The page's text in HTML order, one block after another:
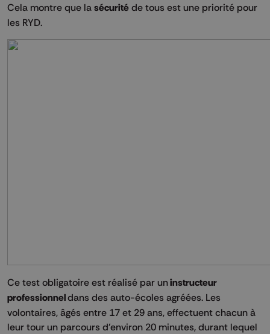
Cela montre que la sécurité de tous est une priorité pour
les RYD.
Ce test obligatoire est réalisé par uninstructeur
professionneldans des auto-écoles agréées. Les
volontaires, âgés entre 17 et 29 ans, effectuent chacun à
leur tour un parcours d'environ 20 minutes, durant lequel